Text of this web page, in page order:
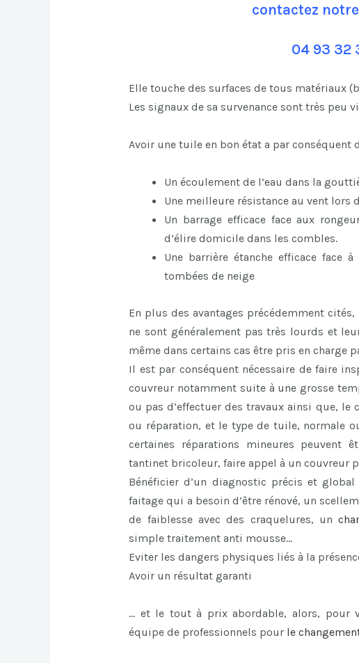
contactez
04 93 32
Elle touche des surfaces de tous matériaux
Les signaux de sa survenance sont très peu
Avoir une tuile en bon état a par conséquent
Un écoulement de l’eau dans la
Une meilleure résistance au vent lors
Un barrage efficace face aux
d’élire domicile dans les combles.
Une barrière étanche efficace face
tombées de neige
En plus des avantages précédemment
ne sont généralement pas très lourds et
même dans certains cas être pris en charge
Il est par conséquent nécessaire de faire
couvreur notamment suite à une grosse
ou pas d’effectuer des travaux ainsi que, le
ou réparation, et le type de tuile, normale
certaines réparations mineures peuvent
tantinet bricoleur, faire appel à un couvreur
Bénéficier d’un diagnostic précis et
faitage qui a besoin d’être rénové, un
de faiblesse avec des craquelures, un
simple traitement anti mousse…
Eviter les dangers physiques liés à la
Avoir un résultat garanti
… et le tout à prix abordable, alors, pour
équipe de professionnels pour le